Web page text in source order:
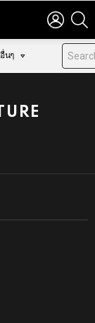
LOGIN
นๆ